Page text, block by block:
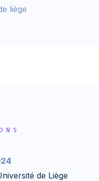
liège
de Liège